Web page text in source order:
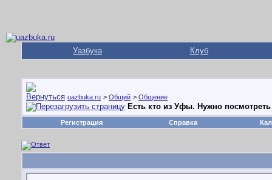
Уазбука Клуб
uazbuka.ru > Общий > Общение
Есть кто из Уфы. Нужно
Регистрация Справка